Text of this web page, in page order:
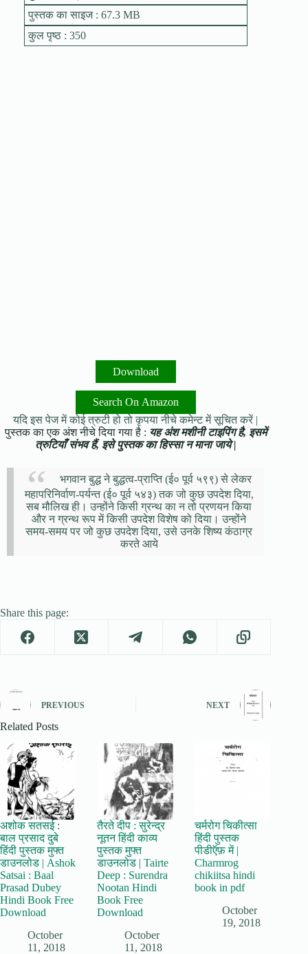
पुस्तक का साइज : 67.3 MB
कुल पृष्ठ : 350
Download
Search On Amazon
यदि इस पेज में कोई त्रुटी हो तो कृपया नीचे कमेन्ट में सूचित करें |
पुस्तक का एक अंश नीचे दिया गया है : यह अंश मशीनी टाइपिंग है, इसमें
त्रुटियाँ संभव हैं, इसे पुस्तक का हिस्सा न माना जाये |
भगवान बुद्ध ने बुद्धत्व-प्राप्ति (ई० पूर्व ५९९) से लेकर
महापरिनिर्वाण-पर्यन्त (ई० पूर्व ५४३) तक जो कुछ उपदेश दिया,
सब मौलिख ही। उन्होंने किसी ग्रन्थ का न तो प्रणयन किया
और न ग्रन्थ रूप में किसी उपदेश विशेष को दिया। उन्होंने
समय-समय पर जो कुछ उपदेश दिया, उसे उनके शिष्य कंठाग्र
करते आये
Share this page:
PREVIOUS NEXT
Related Posts
अशोक सतसई :
बाल प्रसाद दुबे
हिंदी पुस्तक मुफ्त
डाउनलोड | Ashok
Satsai : Baal
Prasad Dubey
Hindi Book Free
Download
October
11, 2018
तैरते दीप : सुरेन्द्र
नूतन हिंदी काव्य
पुस्तक मुफ्त
डाउनलोड | Tairte
Deep : Surendra
Nootan Hindi
Book Free
Download
October
11, 2018
चर्मरोग चिकीत्सा
हिंदी पुस्तक
पीडीऍफ़ में |
Charmrog
chikiitsa hindi
book in pdf
October
19, 2018